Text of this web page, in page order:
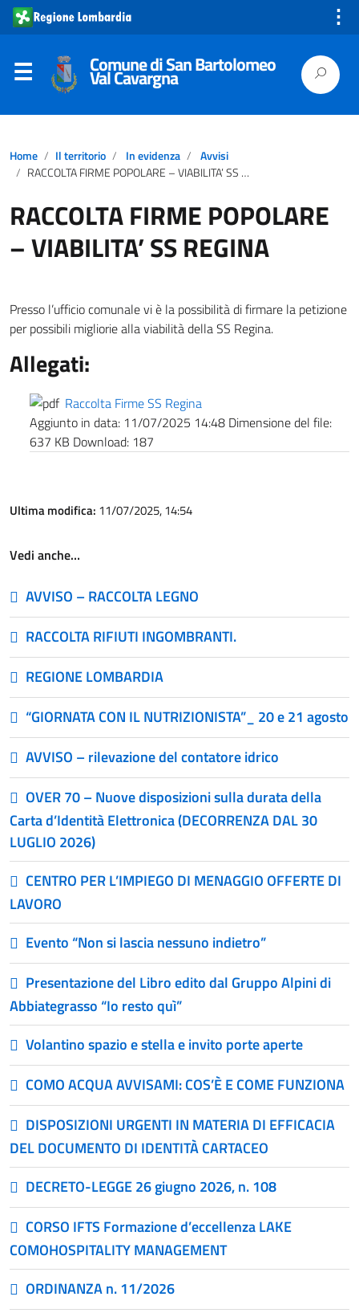
⋮
Comune di San Bartolomeo
Val Cavargna
Home Il territorio In evidenza
Avvisi
RACCOLTA FIRME POPOLARE – VIABILITA’ SS REGINA
RACCOLTA FIRME POPOLARE
– VIABILITA’ SS REGINA
Presso l’ufficio comunale vi è la possibilità di firmare la petizione
per possibili migliorie alla viabilità della SS Regina.
Allegati:
Raccolta Firme SS Regina
Aggiunto in data: 11/07/2025 14:48 Dimensione del file:
637 KB Download: 187
Ultima modifica: 11/07/2025, 14:54
Vedi anche…
AVVISO – RACCOLTA LEGNO
RACCOLTA RIFIUTI INGOMBRANTI.
REGIONE LOMBARDIA
“GIORNATA CON IL NUTRIZIONISTA”_ 20 e 21 agosto
AVVISO – rilevazione del contatore idrico
OVER 70 – Nuove disposizioni sulla durata della
Carta d’Identità Elettronica (DECORRENZA DAL 30
LUGLIO 2026)
CENTRO PER L’IMPIEGO DI MENAGGIO OFFERTE DI
LAVORO
Evento “Non si lascia nessuno indietro”
Presentazione del Libro edito dal Gruppo Alpini di
Abbiategrasso “Io resto quì”
Volantino spazio e stella e invito porte aperte
COMO ACQUA AVVISAMI: COS’È E COME FUNZIONA
DISPOSIZIONI URGENTI IN MATERIA DI EFFICACIA
DEL DOCUMENTO DI IDENTITÀ CARTACEO
DECRETO-LEGGE 26 giugno 2026, n. 108
CORSO IFTS Formazione d’eccellenza LAKE
COMOHOSPITALITY MANAGEMENT
ORDINANZA n. 11/2026